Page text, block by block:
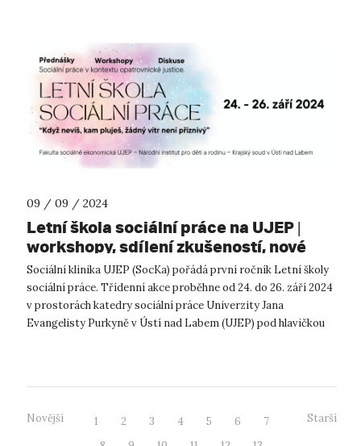
09 / 09 / 2024
Letní škola sociální práce na UJEP |
workshopy, sdílení zkušeností, nové
kontakty v sociálních oblastech
Sociální klinika UJEP (SocKa) pořádá první ročník Letní školy
sociální práce. Třídenní akce proběhne od 24. do 26. září 2024
v prostorách katedry sociální práce Univerzity Jana
Evangelisty Purkyně v Ústí nad Labem (UJEP) pod hlavičkou
Novější 1 2 3 4 5 6
7
Starší